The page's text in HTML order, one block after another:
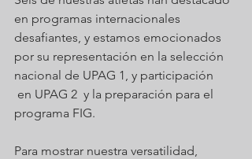
en programas internacionales
desafiantes, y estamos emocionados
por su representación en la selección
nacional de UPAG 1, y participación
programa FIG.
Para mostrar nuestra versatilidad,